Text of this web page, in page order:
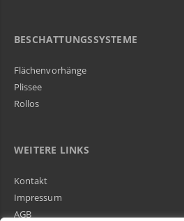
BESCHATTUNGSSYSTEME
Flächenvorhänge
Plissee
Rollos
WEITERE LINKS
Kontakt
Impressum
AGB